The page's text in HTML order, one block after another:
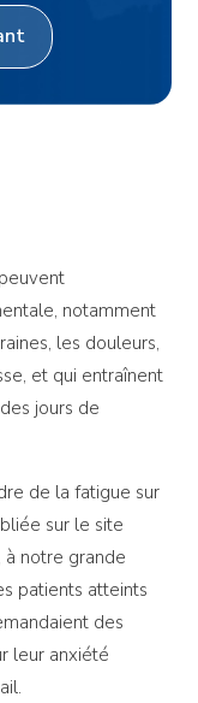
notamment
les douleurs,
et qui entraînent
jours de
de la fatigue sur
sur le site
à notre grande
patients atteints
des
leur anxiété